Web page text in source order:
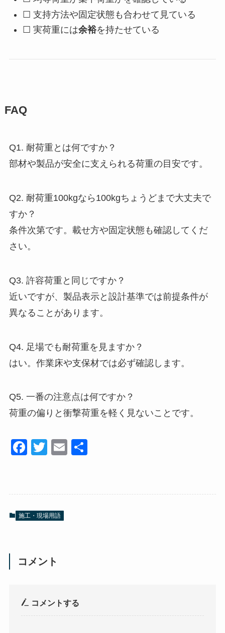
☐ 支持方法や固定状態も合わせて見ている
☐ 実荷重には余裕を持たせている
FAQ
Q1. 耐荷重とは何ですか？
部材や製品が安全に支えられる荷重の目安です。
Q2. 耐荷重100kgなら100kgちょうどまで大丈夫で
すか？
条件次第です。載せ方や固定状態も確認してくだ
さい。
Q3. 許容荷重と同じですか？
近いですが、製品表示と設計基準では前提条件が
異なることがあります。
Q4. 足場でも耐荷重を見ますか？
はい。作業床や支保材では必ず確認します。
Q5. 一番の注意点は何ですか？
荷重の偏りと衝撃荷重を軽く見ないことです。
F
e
b
k
T
er
E
施工・現場用語
コメント
コメントする